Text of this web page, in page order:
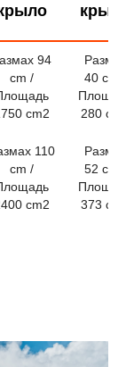
94
cm /
cm2
Размах
40 cm /
280
110
cm /
cm2
Размах
52 cm /
373